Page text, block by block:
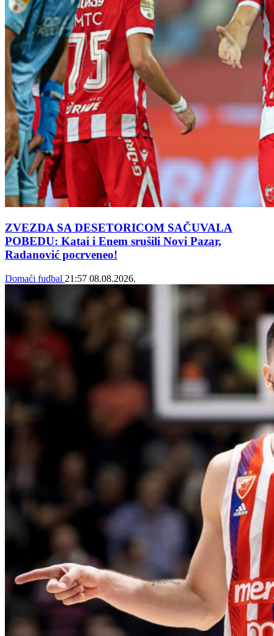
ZVEZDA SA DESETORICOM SAČUVALA
POBEDU: Katai i Enem srušili Novi Pazar,
Radanović pocrveneo!
Domaći fudbal 21:57 08.08.2026.